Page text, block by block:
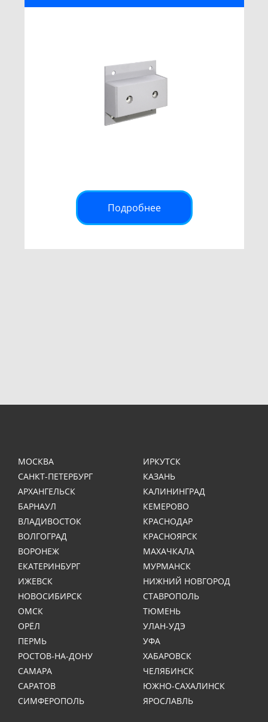
Подробнее
МОСКВА
САНКТ-ПЕТЕРБУРГ
АРХАНГЕЛЬСК
БАРНАУЛ
ВЛАДИВОСТОК
ВОЛГОГРАД
ВОРОНЕЖ
ЕКАТЕРИНБУРГ
ИЖЕВСК
ИРКУТСК
КАЗАНЬ
КАЛИНИНГРАД
КЕМЕРОВО
КРАСНОДАР
КРАСНОЯРСК
МАХАЧКАЛА
МУРМАНСК
НИЖНИЙ НОВГОРОД
НОВОСИБИРСК
ОМСК
ОРЁЛ
ПЕРМЬ
РОСТОВ-НА-ДОНУ
САМАРА
САРАТОВ
СИМФЕРОПОЛЬ
СТАВРОПОЛЬ
ТЮМЕНЬ
УЛАН-УДЭ
УФА
ХАБАРОВСК
ЧЕЛЯБИНСК
ЮЖНО-САХАЛИНСК
ЯРОСЛАВЛЬ